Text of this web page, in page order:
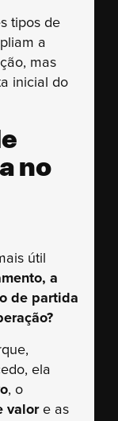
tipos de
a
mas
inicial do
no
útil
a
de partida
ela
, o
valore as